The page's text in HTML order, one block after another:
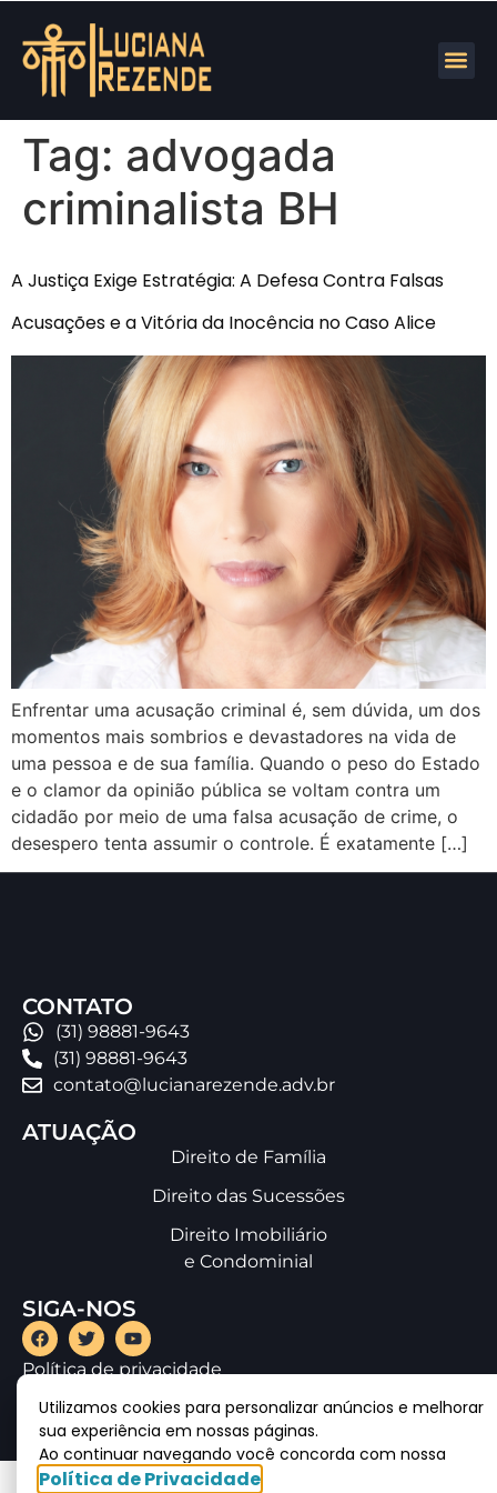
Tag: advogada
criminalista BH
A Justiça Exige Estratégia: A Defesa Contra Falsas
Acusações e a Vitória da Inocência no Caso Alice
Enfrentar uma acusação criminal é, sem dúvida, um dos
momentos mais sombrios e devastadores na vida de
uma pessoa e de sua família. Quando o peso do Estado
e o clamor da opinião pública se voltam contra um
cidadão por meio de uma falsa acusação de crime, o
desespero tenta assumir o controle. É exatamente […]
CONTATO
(31) 98881-9643
(31) 98881-9643
contato@lucianarezende.adv.br
ATUAÇÃO
Direito de Família
Direito das Sucessões
Direito Imobiliário
e Condominial
SIGA-NOS
Política de privacidade
Utilizamos cookies para personalizar anúncios e melhorar
sua experiência em nossas páginas.
Ao continuar navegando você concorda com nossa
Política de Privacidade